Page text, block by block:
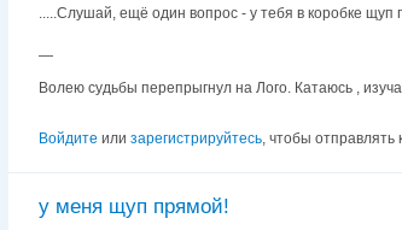
.....Слушай, ещё один вопрос - у тебя в коробке щуп
—
Волею судьбы перепрыгнул на Лого. Катаюсь ,
Войдите или зарегистрируйтесь , чтобы
у меня щуп прямой!